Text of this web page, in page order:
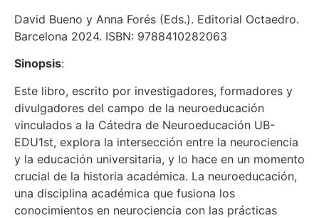
David Bueno y Anna Forés (Eds.). Editorial Octaedro.
Barcelona 2024. ISBN: 9788410282063
Sinopsis:
Este libro, escrito por investigadores, formadores y
divulgadores del campo de la neuroeducación
vinculados a la Cátedra de Neuroeducación UB-
EDU1st, explora la intersección entre la neurociencia
y la educación universitaria, y lo hace en un momento
crucial de la historia académica. La neuroeducación,
una disciplina académica que fusiona los
conocimientos en neurociencia con las prácticas